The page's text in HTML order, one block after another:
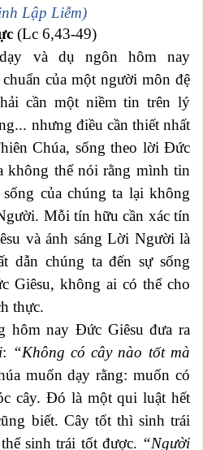
Lập Liễm)
(Lc 6,43-49)
và dụ ngôn hôm nay
của một người môn đệ
cần một niềm tin trên lý
nhưng điều cần thiết nhất
Chúa, sống theo lời Đức
không thể nói rằng mình tin
của chúng ta lại không
Mỗi tín hữu cần xác tín
và ánh sáng Lời Người là
dẫn chúng ta đến sự sống
Giêsu, không ai có thể cho
thực.
hôm nay Đức Giêsu đưa ra
: “Không có cây nào tốt mà
muốn dạy rằng: muốn có
cây. Đó là một qui luật hết
biết. Cây tốt thì sinh trái
sinh trái tốt được. “Người